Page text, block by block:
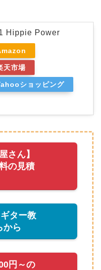
Hippie Power
天市場
ショッピング
さん】
の見積
ター教
から
円～の